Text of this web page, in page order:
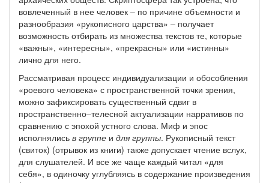
вовлеченный в нее человек – по причине объемности и
разнообразия «рукописного царства» – получает
возможность отбирать из множества текстов те, которые
«важны», «интересны», «прекрасны» или «истинны»
лично для него.
Рассматривая процесс индивидуализации и обособления
«роевого человека» с пространственной точки зрения,
можно зафиксировать существенный сдвиг в
пространственно–телесной актуализации нарративов по
сравнению с эпохой устного слова. Миф и эпос
исполнялись в группе и для группы. Рукописный текст
(свиток) (отрывок из книги) также допускает чтение вслух,
для слушателей. И все же чаще каждый читал «для
себя», в одиночку углубляясь в содержание произведения